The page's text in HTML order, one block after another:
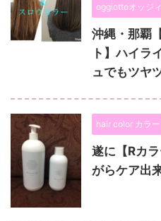
oggiottoオッジ
沖縄・那覇
ト】ハイラ
ュでもツヤ
hair color カラー
遂に【Rカ
がらケア出